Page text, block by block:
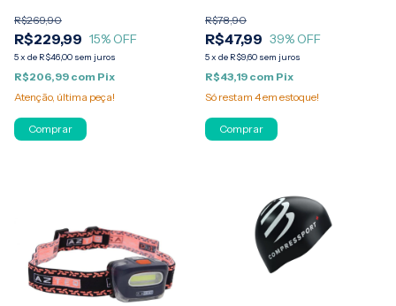
R$229,99
R$269,90
15% OFF
5x de R$46,00 sem juros
R$206,99 com Pix
Atenção, última peça!
Comprar
R$47,99
R$78,90
39% OFF
5x de R$9,60 sem juros
R$43,19 com Pix
Só restam 4em estoque!